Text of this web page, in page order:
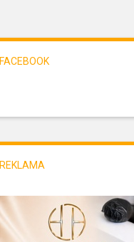
FACEBOOK
REKLAMA